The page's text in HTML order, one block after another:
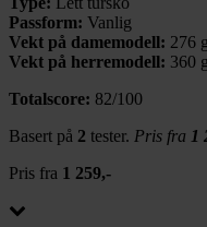
Passform: Vanlig
Vekt på damemodell: 276
Vekt på herremodell: 360
Totalscore: 82/100
Basert på 2 tester. Pris fra 1
Pris fra 1 259,-